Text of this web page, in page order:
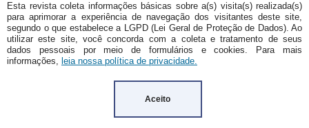
Esta revista coleta informações básicas sobre a(s) visita(s) realizada(s)
para aprimorar a experiência de navegação dos visitantes deste site,
segundo o que estabelece a LGPD (Lei Geral de Proteção de Dados). Ao
utilizar este site, você concorda com a coleta e tratamento de seus
dados pessoais por meio de formulários e cookies. Para mais
informações, leia nossa política de privacidade.
Aceito